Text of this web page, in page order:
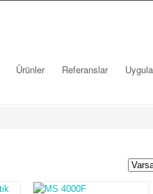
Ürünler Referanslar